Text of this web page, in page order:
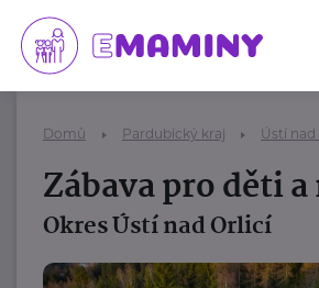
Domů Pardubický kraj Ústí nad
Zábava pro děti
Okres Ústí nad Orlicí